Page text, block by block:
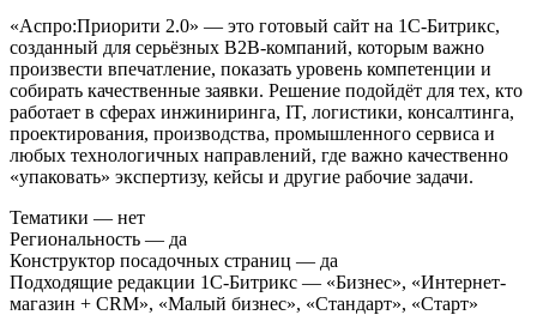
«Аспро:Приорити 2.0» — это готовый сайт на 1С‑Битрикс,
созданный для серьёзных B2B‑компаний, которым важно
произвести впечатление, показать уровень компетенции и
собирать качественные заявки. Решение подойдёт для тех, кто
работает в сферах инжиниринга, IT, логистики, консалтинга,
проектирования, производства, промышленного сервиса и
любых технологичных направлений, где важно качественно
«упаковать» экспертизу, кейсы и другие рабочие задачи.
Тематики — нет
Региональность — да
Конструктор посадочных страниц — да
Подходящие редакции 1С-Битрикс — «Бизнес», «Интернет-
магазин + CRM», «Малый бизнес», «Стандарт», «Старт»